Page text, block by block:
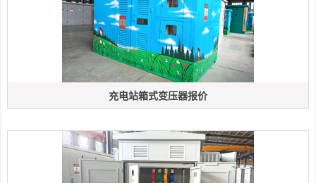
充电站箱式变压器报价